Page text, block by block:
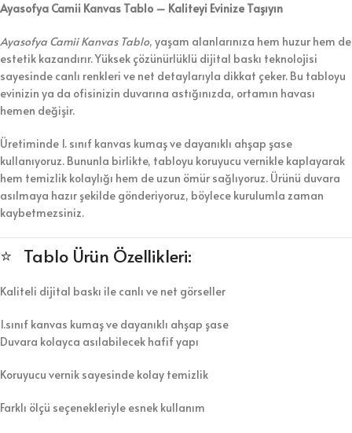
Ayasofya Camii Kanvas Tablo – Kaliteyi Evinize Taşıyın
Ayasofya Camii Kanvas Tablo, yaşam alanlarınıza hem huzur hem de
estetik kazandırır. Yüksek çözünürlüklü dijital baskı teknolojisi
sayesinde canlı renkleri ve net detaylarıyla dikkat çeker. Bu tabloyu
evinizin ya da ofisinizin duvarına astığınızda, ortamın havası
hemen değişir.
Üretiminde 1. sınıf kanvas kumaş ve dayanıklı ahşap şase
kullanıyoruz. Bununla birlikte, tabloyu koruyucu vernikle kaplayarak
hem temizlik kolaylığı hem de uzun ömür sağlıyoruz. Ürünü duvara
asılmaya hazır şekilde gönderiyoruz, böylece kurulumla zaman
kaybetmezsiniz.
⭐ Tablo Ürün Özellikleri:
Kaliteli dijital baskı ile canlı ve net görseller
1.sınıf kanvas kumaş ve dayanıklı ahşap şase
Duvara kolayca asılabilecek hafif yapı
Koruyucu vernik sayesinde kolay temizlik
Farklı ölçü seçenekleriyle esnek kullanım